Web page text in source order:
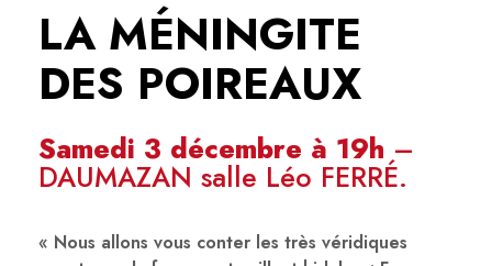
LA MÉNINGITE
DES POIREAUX
Samedi 3 décembre à 19h –
DAUMAZAN salle Léo FERRÉ.
« Nous allons vous conter les très véridiques